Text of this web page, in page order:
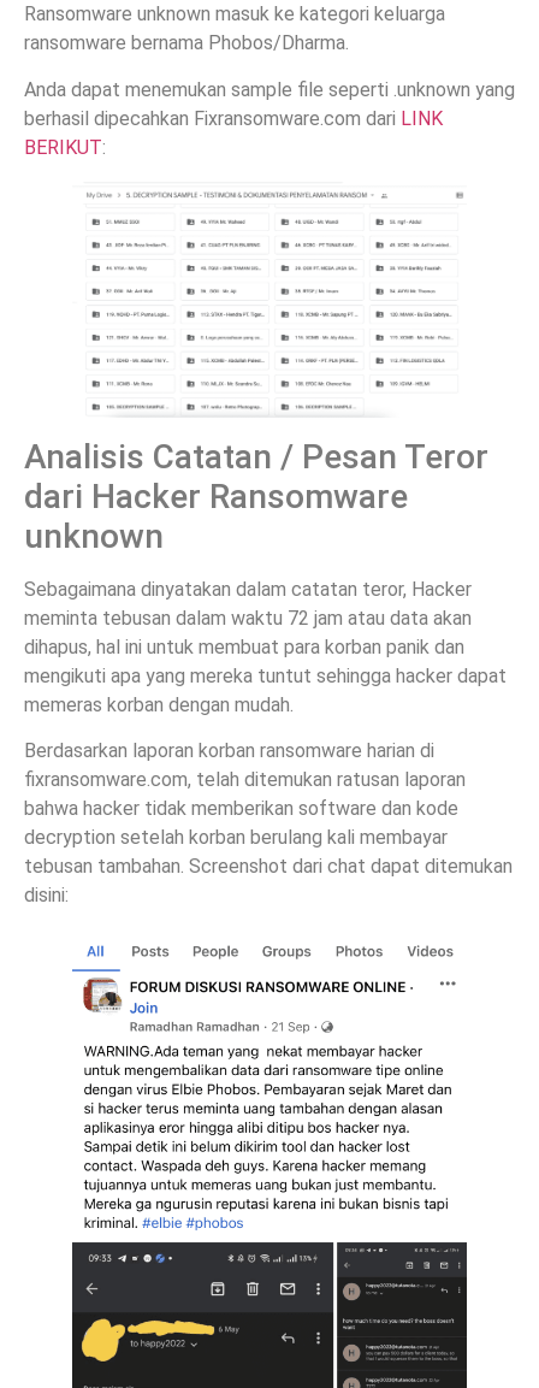
Ransomware unknown masuk ke kategori keluarga
ransomware bernama Phobos/Dharma.
Anda dapat menemukan sample file seperti .unknown yang
berhasil dipecahkan Fixransomware.com dari LINK
BERIKUT:
Analisis Catatan / Pesan Teror
dari Hacker Ransomware
unknown
Sebagaimana dinyatakan dalam catatan teror, Hacker
meminta tebusan dalam waktu 72 jam atau data akan
dihapus, hal ini untuk membuat para korban panik dan
mengikuti apa yang mereka tuntut sehingga hacker dapat
memeras korban dengan mudah.
Berdasarkan laporan korban ransomware harian di
fixransomware.com, telah ditemukan ratusan laporan
bahwa hacker tidak memberikan software dan kode
decryption setelah korban berulang kali membayar
tebusan tambahan. Screenshot dari chat dapat ditemukan
disini: